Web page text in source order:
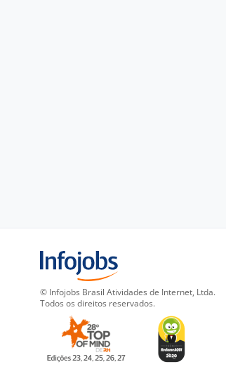
© Infojobs Brasil Atividades de Internet, Ltda.
Todos os direitos reservados.